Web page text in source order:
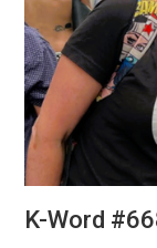
K-Word